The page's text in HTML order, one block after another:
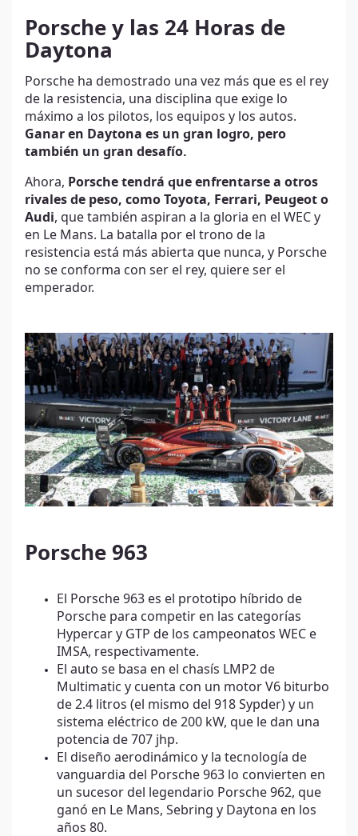
Porsche y las 24 Horas de
Daytona
Porsche ha demostrado una vez más que es el rey
de la resistencia, una disciplina que exige lo
máximo a los pilotos, los equipos y los autos.
Ganar en Daytona es un gran logro, pero
también un gran desafío.
Ahora, Porsche tendrá que enfrentarse a otros
rivales de peso, como Toyota, Ferrari, Peugeot o
Audi, que también aspiran a la gloria en el WEC y
en Le Mans. La batalla por el trono de la
resistencia está más abierta que nunca, y Porsche
no se conforma con ser el rey, quiere ser el
emperador.
Porsche 963
El Porsche 963 es el prototipo híbrido de
Porsche para competir en las categorías
Hypercar y GTP de los campeonatos WEC e
IMSA, respectivamente.
El auto se basa en el chasís LMP2 de
Multimatic y cuenta con un motor V6 biturbo
de 2.4 litros (el mismo del 918 Sypder) y un
sistema eléctrico de 200 kW, que le dan una
potencia de 707 jhp.
El diseño aerodinámico y la tecnología de
vanguardia del Porsche 963 lo convierten en
un sucesor del legendario Porsche 962, que
ganó en Le Mans, Sebring y Daytona en los
años 80.